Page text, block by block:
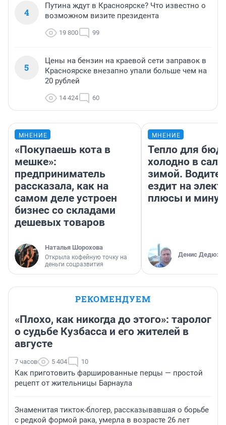
4
Путина ждут в Красноярске? Что известно о
возможном визите президента
19 800 99
5
Цены на бензин на краевой сети заправок в
Красноярске внезапно упали больше чем на
20 рублей
14 424 60
МНЕНИЕ
«Покупаешь кота в
мешке»:
предприниматель
рассказала, как на
самом деле устроен
бизнес со складами
дешевых товаров
Наталья Шорохова
Открыла кофейную точку на
деньги соцразвития
МНЕНИЕ
Тепло для
холодно в
зимой.
ездит на
плюсы и
Денис
РЕКОМЕНДУЕМ
«Плохо, как никогда до этого»: таролог
о судьбе Кузбасса и его жителей в
августе
7 часов 5 404 10
Как приготовить фаршированные перцы — простой
рецепт от жительницы Барнаула
Знаменитая тикток-блогер, рассказывавшая о борьбе
с редкой формой рака, умерла в возрасте 26 лет